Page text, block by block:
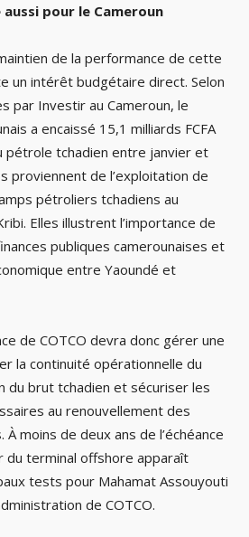
pour le Cameroun
de la performance de cette
un intérêt budgétaire direct. Selon
par Investir au Cameroun, le
a encaissé 15,1 milliards FCFA
tchadien entre janvier et
proviennent de l’exploitation de
pétroliers tchadiens au
Elles illustrent l’importance de
publiques camerounaises et
entre Yaoundé et
de COTCO devra donc gérer une
la continuité opérationnelle du
du brut tchadien et sécuriser les
au renouvellement des
moins de deux ans de l’échéance
du terminal offshore apparaît
tests pour Mahamat Assouyouti
de COTCO.